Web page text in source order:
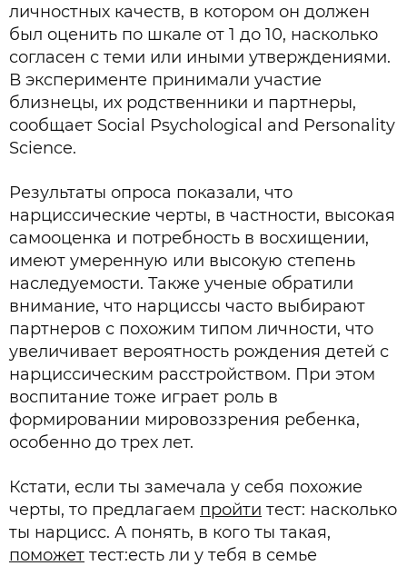
личностных качеств, в котором он должен
был оценить по шкале от 1 до 10, насколько
согласен с теми или иными утверждениями.
В эксперименте принимали участие
близнецы, их родственники и партнеры,
сообщает Social Psychological and Personality
Science.
Результаты опроса показали, что
нарциссические черты, в частности, высокая
самооценка и потребность в восхищении,
имеют умеренную или высокую степень
наследуемости. Также ученые обратили
внимание, что нарциссы часто выбирают
партнеров с похожим типом личности, что
увеличивает вероятность рождения детей с
нарциссическим расстройством. При этом
воспитание тоже играет роль в
формировании мировоззрения ребенка,
особенно до трех лет.
Кстати, если ты замечала у себя похожие
черты, то предлагаем пройти тест: насколько
ты нарцисс. А понять, в кого ты такая,
поможет тест:есть ли у тебя в семье